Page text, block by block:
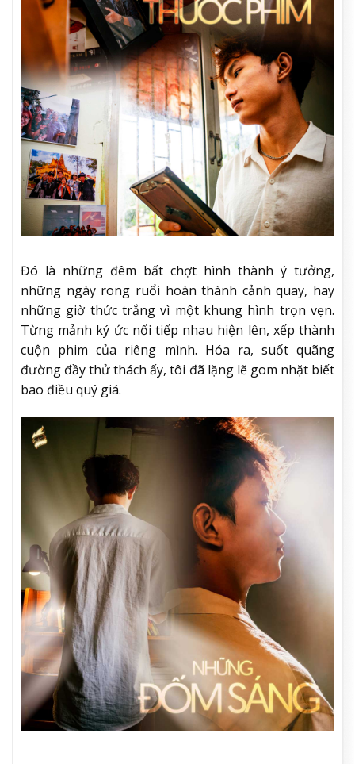
Đó là những đêm bất chợt hình thành ý tưởng,
những ngày rong ruổi hoàn thành cảnh quay, hay
những giờ thức trắng vì một khung hình trọn vẹn.
Từng mảnh ký ức nối tiếp nhau hiện lên, xếp thành
cuộn phim của riêng mình. Hóa ra, suốt quãng
đường đầy thử thách ấy, tôi đã lặng lẽ gom nhặt biết
bao điều quý giá.